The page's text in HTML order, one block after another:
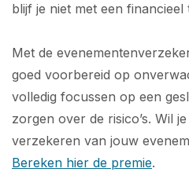
blijf je niet met een financieel
Met de
goed voorbereid op
volledig focussen op een
zorgen over de risico’s. Wil
verzekeren van jouw
Bereken hier de premie.